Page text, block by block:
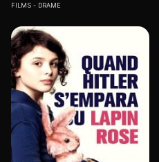
FILMS DRAME